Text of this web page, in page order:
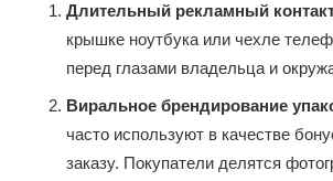
Длительный рекламный
крышке ноутбука или чехле
перед глазами владельца и
Виральное брендирование
часто используют в качестве
заказу. Покупатели делятся